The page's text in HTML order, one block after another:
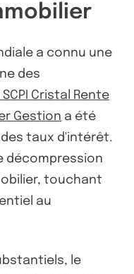
a connu une
des
SCPI Cristal Rente
Gestion a été
taux d'intérêt.
décompression
touchant
au
le